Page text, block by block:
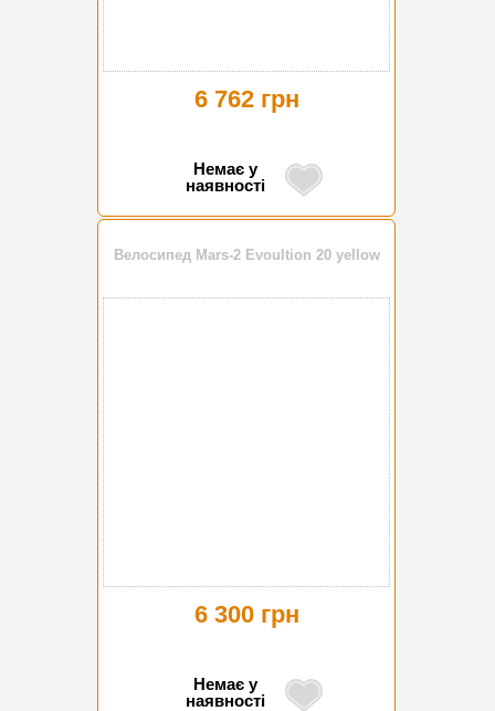
6 762 грн
Немає у
наявності
Велосипед Mars-2 Evoultion 20 yellow
6 300 грн
Немає у
наявності